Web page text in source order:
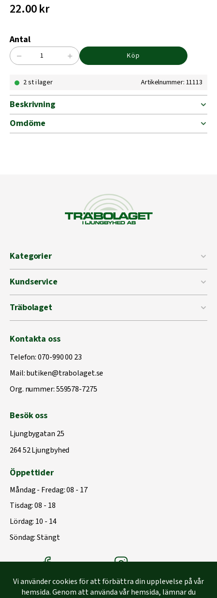
22.00kr
Antal
Emil
− + Köp
2 st i lager Artikelnummer: 11113
Beskrivning
Omdöme
Kategorier
Kundservice
Träbolaget
Kontakta oss
Telefon:070-990 00 23
Mail:butiken@trabolaget.se
Org. nummer: 559578-7275
Besök oss
Ljungbygatan 25
264 52 Ljungbyhed
Öppettider
Måndag - Fredag: 08 - 17
Tisdag: 08 - 18
Lördag: 10 - 14
Söndag: Stängt
Träbolagets FacebookTräbolagets instagram